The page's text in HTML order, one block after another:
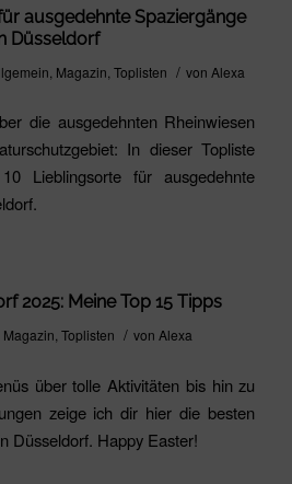
ausgedehnte Spaziergänge
Düsseldorf
Magazin Toplisten / von Alexa
die ausgedehnten Rheinwiesen
In dieser Topliste
Lieblingsorte für ausgedehnte
2025: Meine Top 15 Tipps
Magazin Toplisten / von Alexa
über tolle Aktivitäten bis hin zu
zeige ich dir hier die besten
Düsseldorf. Happy Easter!